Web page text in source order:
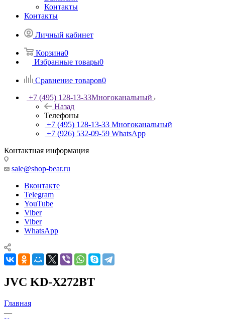
Контакты
Контакты
Личный кабинет
Корзина0
Избранные товары0
Сравнение товаров0
+7 (495) 128-13-33Многоканальный
Назад
Телефоны
+7 (495) 128-13-33 Многоканальный
+7 (926) 532-09-59 WhatsApp
Контактная информация
sale@shop-bear.ru
Вконтакте
Telegram
YouTube
Viber
Viber
WhatsApp
JVC KD-X272BT
Главная
—